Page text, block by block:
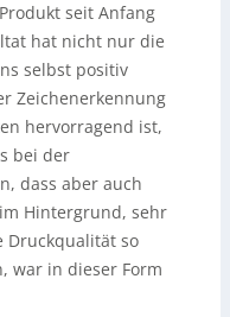
seit Anfang
hat nicht nur die
selbst positiv
Zeichenerkennung
hervorragend ist,
bei der
dass aber auch
Hintergrund, sehr
Druckqualität so
war in dieser Form